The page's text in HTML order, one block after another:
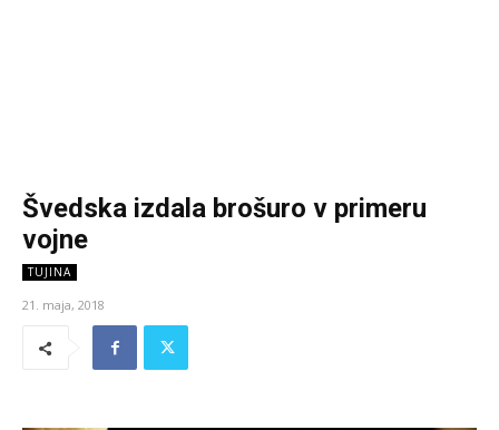
Švedska izdala brošuro v primeru
vojne
TUJINA
21. maja, 2018